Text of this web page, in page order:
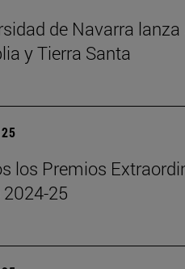
de Navarra
y Tierra Santa
los Premios
25